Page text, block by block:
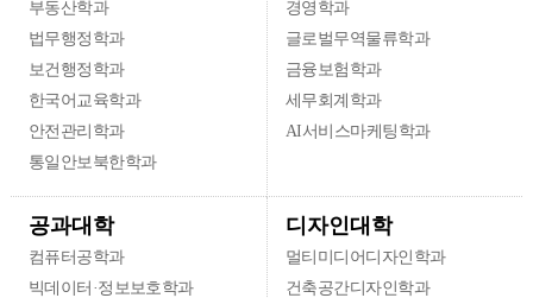
부동산학과
법무행정학과
보건행정학과
한국어교육학과
안전관리학과
통일안보북한학과
경영학과
글로벌무역물류학과
금융보험학과
세무회계학과
AI서비스마케팅학과
공과대학
컴퓨터공학과
빅데이터·정보보호학과
디자인대학
멀티미디어디자인학과
건축공간디자인학과